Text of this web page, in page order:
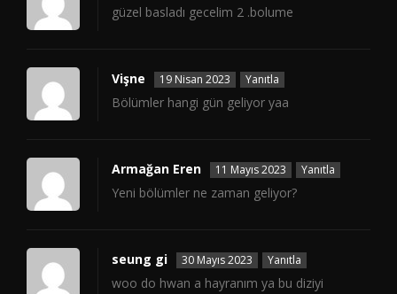
güzel basladı gecelim 2 .bolume
Vişne 19 Nisan 2023 Yanıtla
Bölümler hangi gün geliyor yaa
Armağan Eren 11 Mayıs 2023 Yanıtla
Yeni bölümler ne zaman geliyor?
seung gi 30 Mayıs 2023 Yanıtla
woo do hwan a hayranım ya bu diziyi